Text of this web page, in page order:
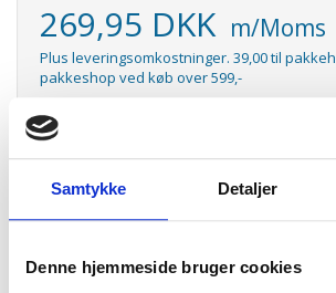
Samtykke Detaljer
Denne hjemmeside bruger cookies
269,95 DKK m/Moms
Plus leveringsomkostninger. 39,00 til
pakkeshop ved køb over 599,-
Model/varenr.:
Antal LÆG I
No920 XL officejet yellow blækpatron